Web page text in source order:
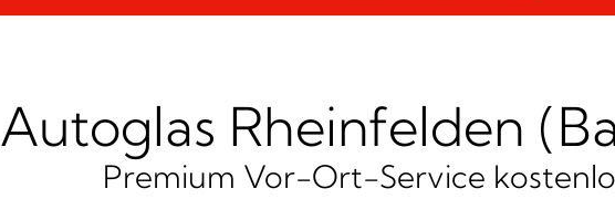
Autoglas Rheinfelden
Premium Vor-Ort-Service